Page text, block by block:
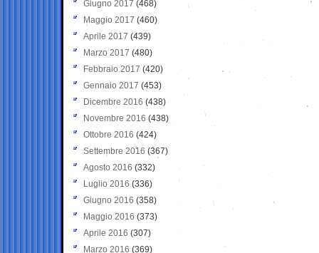
Giugno 2017 (468)
Maggio 2017 (460)
Aprile 2017 (439)
Marzo 2017 (480)
Febbraio 2017 (420)
Gennaio 2017 (453)
Dicembre 2016 (438)
Novembre 2016 (438)
Ottobre 2016 (424)
Settembre 2016 (367)
Agosto 2016 (332)
Luglio 2016 (336)
Giugno 2016 (358)
Maggio 2016 (373)
Aprile 2016 (307)
Marzo 2016 (369)